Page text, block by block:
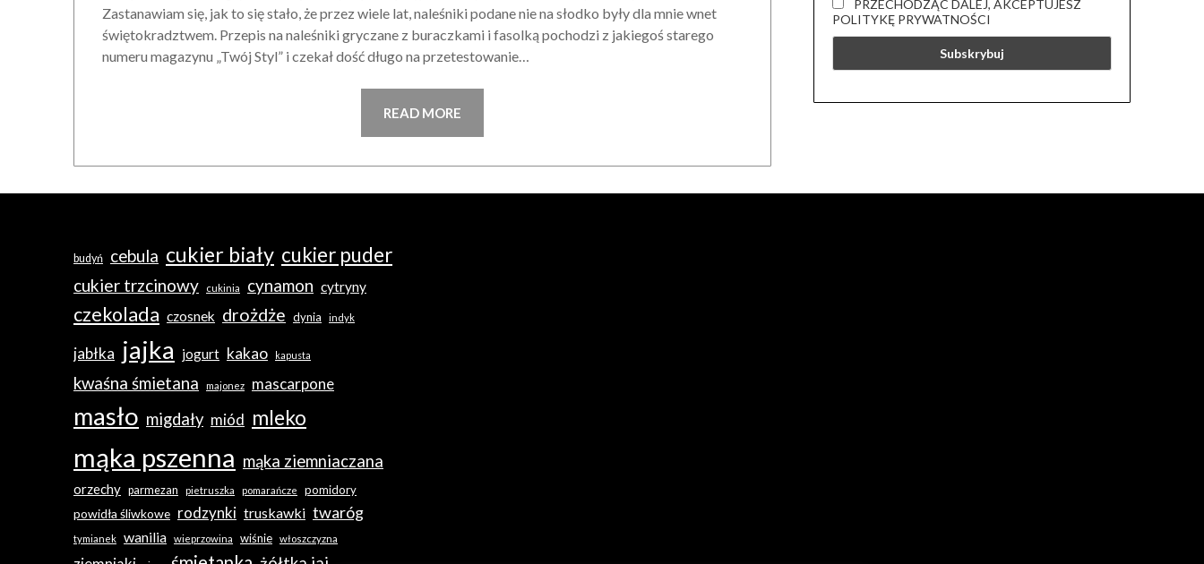
Zastanawiam się, jak to się stało, że przez wiele lat, naleśniki podane nie na słodko były dla mnie wnet
świętokradztwem. Przepis na naleśniki gryczane z buraczkami i fasolką pochodzi z jakiegoś starego
numeru magazynu „Twój Styl” i czekał dość długo na przetestowanie…
READ MORE
PRZECHODZĄC DALEJ, AKCEPTUJESZ
POLITYKĘ PRYWATNOŚCI
budyń cebula cukier biały cukier puder
cukier trzcinowy cukinia cynamon cytryny
czekolada czosnek drożdże dynia indyk
jabłka jajka jogurt kakao kapusta
kwaśna śmietana majonez mascarpone
masło migdały miód mleko
mąka pszenna mąka ziemniaczana
orzechy parmezan pietruszka pomarańcze pomidory
powidła śliwkowe rodzynki truskawki twaróg
tymianek wanilia wieprzowina wiśnie włoszczyzna